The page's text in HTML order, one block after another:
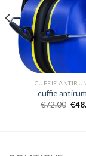
CUFFIE
cuffie
€72.00 €